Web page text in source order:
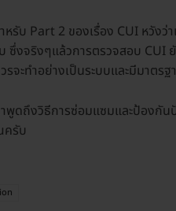
รับ Part 2 ของเรื่อง CUI หวัง
ซึ่งจริงๆแล้วการตรวจสอบ CUI
จะทำอย่างเป็นระบบและมีมาตร
าพูดถึงวิธีการซ่อมแซมและป้อง
รับ